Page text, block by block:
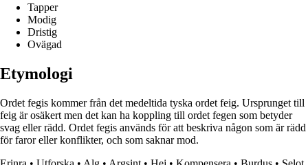
Tapper
Modig
Dristig
Ovägad
Etymologi
Ordet fegis kommer från det medeltida tyska ordet feig. Ursprunget till
feig är osäkert men det kan ha koppling till ordet fegen som betyder
svag eller rädd. Ordet fegis används för att beskriva någon som är rädd
för faror eller konflikter, och som saknar mod.